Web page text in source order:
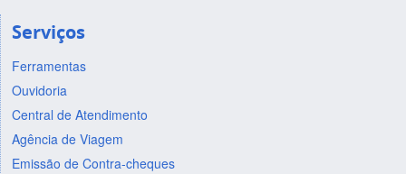
Serviços
Ferramentas
Ouvidoria
Central de Atendimento
Agência de Viagem
Emissão de Contra-cheques